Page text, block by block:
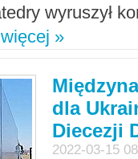
wyruszył
więcej »
dla
Diecezji
2022-03-15